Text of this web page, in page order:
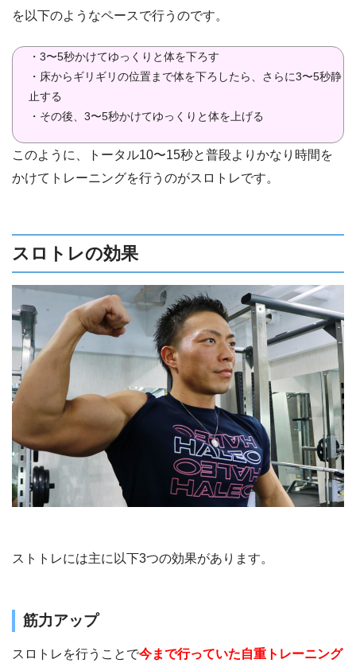
を以下のようなペースで行うのです。
・3〜5秒かけてゆっくりと体を下ろす
・床からギリギリの位置まで体を下ろしたら、さらに3〜5秒静
止する
・その後、3〜5秒かけてゆっくりと体を上げる
このように、トータル10〜15秒と普段よりかなり時間を
かけてトレーニングを行うのがスロトレです。
スロトレの効果
ストトレには主に以下3つの効果があります。
筋力アップ
スロトレを行うことで今まで行っていた自重トレーニング